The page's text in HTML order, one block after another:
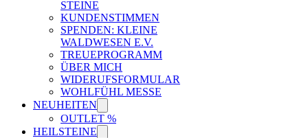
STEINE
KUNDENSTIMMEN
SPENDEN: KLEINE
WALDWESEN E.V.
TREUEPROGRAMM
ÜBER MICH
WIDERUFSFORMULAR
WOHLFÜHL MESSE
NEUHEITEN
OUTLET %
HEILSTEINE